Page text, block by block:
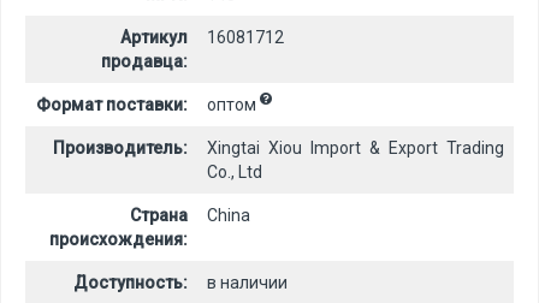
Артикул
продавца:
16081712
Формат поставки: оптом
Производитель:
Xingtai Xiou Import & Export Trading
Co., Ltd
Страна
происхождения:
China
Доступность: в наличии